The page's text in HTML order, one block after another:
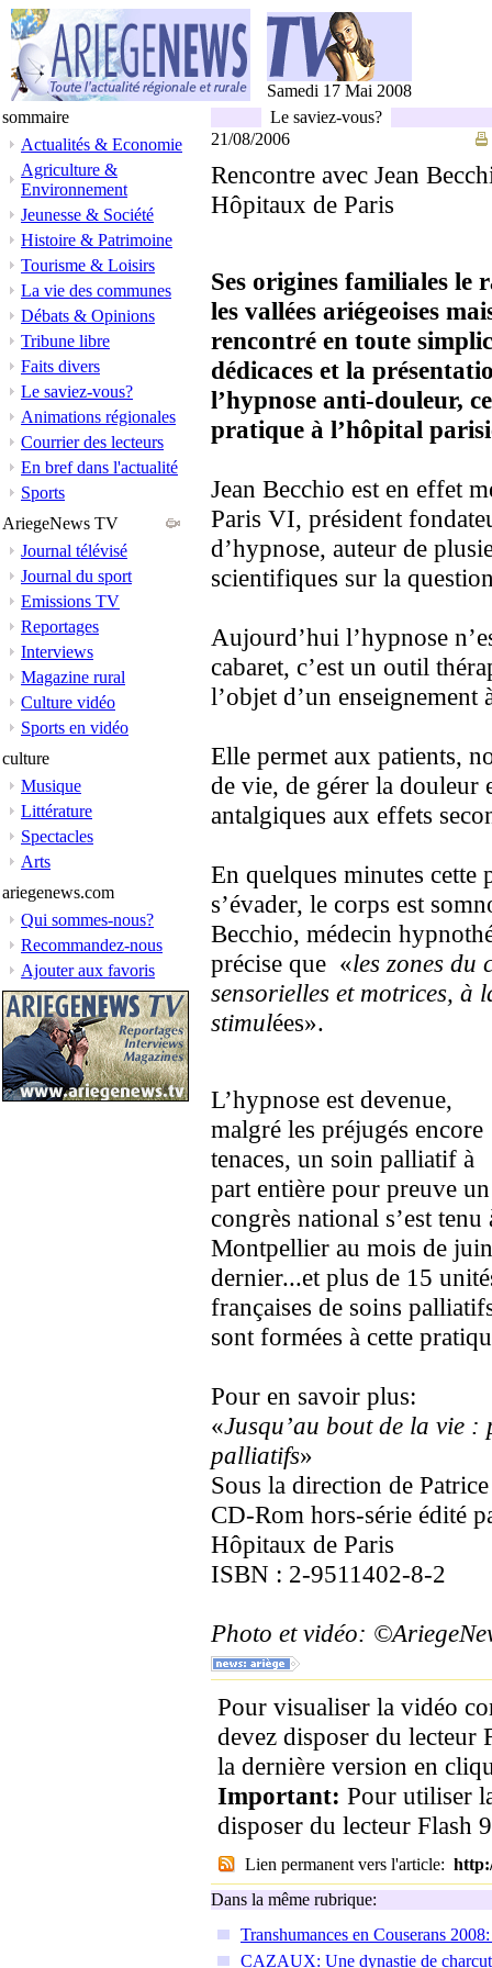
Samedi 17 Mai 2008
sommaire
Actualités & Economie
Agriculture &
Environnement
Jeunesse & Société
Histoire & Patrimoine
Tourisme & Loisirs
La vie des communes
Débats & Opinions
Tribune libre
Faits divers
Le saviez-vous?
Animations régionales
Courrier des lecteurs
En bref dans l'actualité
Sports
AriegeNews TV
Journal télévisé
Journal du sport
Emissions TV
Reportages
Interviews
Magazine rural
Culture vidéo
Sports en vidéo
culture
Musique
Littérature
Spectacles
Arts
ariegenews.com
Qui sommes-nous?
Recommandez-nous
Ajouter aux favoris
Le saviez-vous?
21/08/2006
Rencontre avec Jean
Hôpitaux de Paris
Ses origines familiales le
les vallées ariégeoises
rencontré en toute
dédicaces et la
l’hypnose anti-douleur,
pratique à l’hôpital
Jean Becchio est en effet
Paris VI, président
d’hypnose, auteur de
scientifiques sur la
Aujourd’hui l’hypnose
cabaret, c’est un outil
l’objet d’un enseignement
Elle permet aux patients,
de vie, de gérer la douleur
antalgiques aux effets
En quelques minutes cette
s’évader, le corps est
Becchio, médecin
précise que «les zones du
sensorielles et motrices, à
stimulées».
L’hypnose est devenue,
malgré les préjugés encore
tenaces, un soin palliatif à
part entière pour preuve un
congrès national s’est tenu
Montpellier au mois de juin
dernier...et plus de 15
françaises de soins
sont formées à cette
Pour en savoir plus:
«Jusqu’au bout de la vie :
palliatifs»
Sous la direction de
CD-Rom hors-série édité
Hôpitaux de Paris
ISBN : 2-9511402-8-2
Photo et vidéo:
Pour visualiser la vidéo
devez disposer du lecteur
la dernière version en
Important: Pour utiliser
disposer du lecteur Flash
Lien permanent vers l'article:
Dans la même rubrique:
Transhumances en Couserans
CAZAUX: Une dynastie de